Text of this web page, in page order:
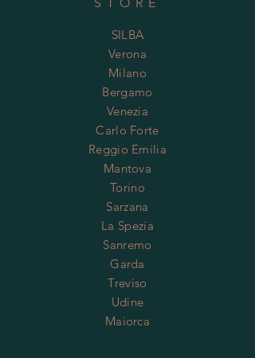
STORE
SILBA
Verona
Milano
Bergamo
Venezia
Carlo Forte
Reggio Emilia
Mantova
Torino
Sarzana
La Spezia
Sanremo
Garda
Treviso
Udine
Maiorca